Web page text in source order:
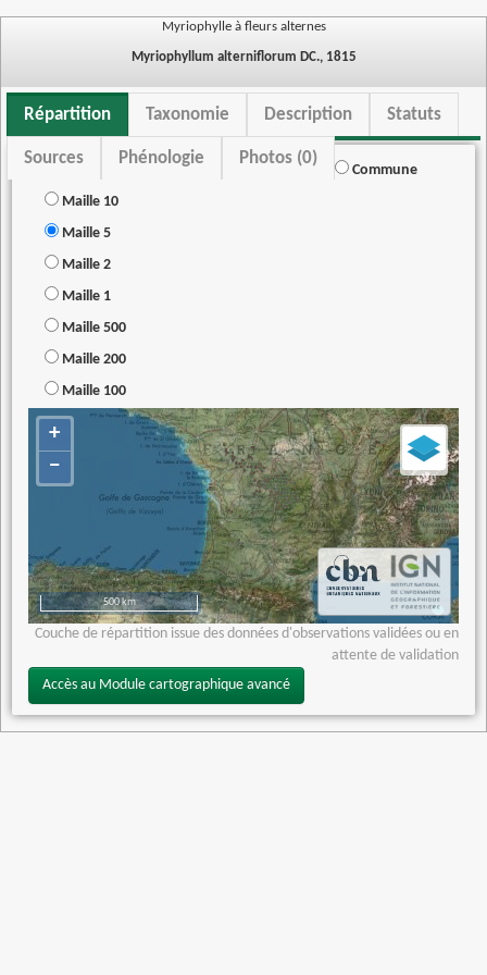
Myriophylle à fleurs alternes
Myriophyllum alterniflorum DC., 1815
Répartition Taxonomie Description Statuts
Sources Phénologie Photos (0)
Commune
Maille 10
Maille 5
Maille 2
Maille 1
Maille 500
Maille 200
Maille 100
+
−
500 km
Couche de répartition issue des données d'observations validées ou en
attente de validation
Accès au Module cartographique avancé